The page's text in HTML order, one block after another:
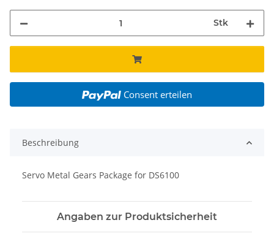
Stk
Consent erteilen
Beschreibung
Servo Metal Gears Package for DS6100
Angaben zur Produktsicherheit